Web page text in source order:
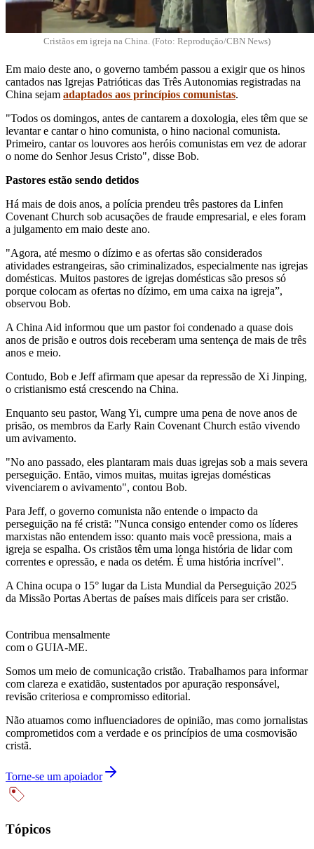
Cristãos em igreja na China. (Foto: Reprodução/CBN News)
Em maio deste ano, o governo também passou a exigir que os hinos
cantados nas Igrejas Patrióticas das Três Autonomias registradas na
China sejam adaptados aos princípios comunistas.
"Todos os domingos, antes de cantarem a doxologia, eles têm que se
levantar e cantar o hino comunista, o hino nacional comunista.
Primeiro, cantar os louvores aos heróis comunistas em vez de adorar
o nome do Senhor Jesus Cristo", disse Bob.
Pastores estão sendo detidos
Há mais de dois anos, a polícia prendeu três pastores da Linfen
Covenant Church sob acusações de fraude empresarial, e eles foram
a julgamento em maio deste ano.
"Agora, até mesmo o dízimo e as ofertas são considerados
atividades estrangeiras, são criminalizados, especialmente nas igrejas
domésticas. Muitos pastores de igrejas domésticas são presos só
porque colocam as ofertas no dízimo, em uma caixa na igreja”,
observou Bob.
A China Aid informou que um pastor foi condenado a quase dois
anos de prisão e outros dois receberam uma sentença de mais de três
anos e meio.
Contudo, Bob e Jeff afirmam que apesar da repressão de Xi Jinping,
o cristianismo está crescendo na China.
Enquanto seu pastor, Wang Yi, cumpre uma pena de nove anos de
prisão, os membros da Early Rain Covenant Church estão vivendo
um avivamento.
"No ano passado, eles plantaram mais duas igrejas sob a mais severa
perseguição. Então, vimos muitas, muitas igrejas domésticas
vivenciarem o avivamento", contou Bob.
Para Jeff, o governo comunista não entende o impacto da
perseguição na fé cristã: "Nunca consigo entender como os líderes
marxistas não entendem isso: quanto mais você pressiona, mais a
igreja se espalha. Os cristãos têm uma longa história de lidar com
correntes e opressão, e nada os detém. É uma história incrível".
A China ocupa o 15° lugar da Lista Mundial da Perseguição 2025
da Missão Portas Abertas de países mais difíceis para ser cristão.
Contribua mensalmente
com o GUIA-ME.
Somos um meio de comunicação cristão. Trabalhamos para informar
com clareza e exatidão, sustentados por apuração responsável,
revisão criteriosa e compromisso editorial.
Não atuamos como influenciadores de opinião, mas como jornalistas
comprometidos com a verdade e os princípios de uma cosmovisão
cristã.
Torne-se um apoiador
Tópicos